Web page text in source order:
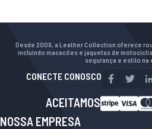
Desde 2009, a Leather Collection oferece
incluindo macacões e jaquetas de
segurança e estilo na
CONECTE CONOSCO
ACEITAMOS
NOSSA EMPRESA